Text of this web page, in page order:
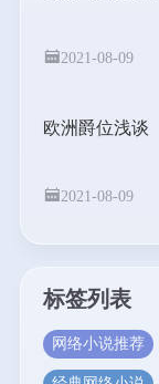
2021-08-09
欧洲爵位浅谈
2021-08-09
标签列表
网络小说推荐